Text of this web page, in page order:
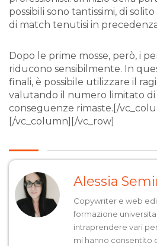
possibili sono tantissimi, di
di match tenutisi in
Dopo le prime mosse, però, i
riducono sensibilmente. In
finali, è possibile utilizzare il
valutando il numero limitato di
conseguenze rimaste.[/
[/vc_column][/vc_row]
Alessia
Copywriter e web
formazione
intraprendere vari
mi hanno consentito